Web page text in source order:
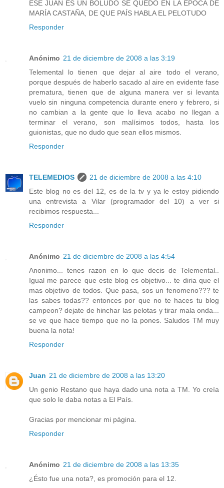
ESE JUAN ES UN BOLUDO SE QUEDO EN LA ÉPOCA DE
MARÍA CASTAÑA, DE QUE PAÍS HABLA EL PELOTUDO
Responder
Anónimo 21 de diciembre de 2008 a las 3:19
Telemental lo tienen que dejar al aire todo el verano,
porque después de haberlo sacado al aire en evidente fase
prematura, tienen que de alguna manera ver si levanta
vuelo sin ninguna competencia durante enero y febrero, si
no cambian a la gente que lo lleva acabo no llegan a
terminar el verano, son malísimos todos, hasta los
guionistas, que no dudo que sean ellos mismos.
Responder
TELEMEDIOS
21 de diciembre de 2008 a las 4:10
Este blog no es del 12, es de la tv y ya le estoy pidiendo
una entrevista a Vilar (programador del 10) a ver si
recibimos respuesta...
Responder
Anónimo 21 de diciembre de 2008 a las 4:54
Anonimo... tenes razon en lo que decis de Telemental..
Igual me parece que este blog es objetivo... te diria que el
mas objetivo de todos. Que pasa, sos un fenomeno??? te
las sabes todas?? entonces por que no te haces tu blog
campeon? dejate de hinchar las pelotas y tirar mala onda...
se ve que hace tiempo que no la pones. Saludos TM muy
buena la nota!
Responder
Juan 21 de diciembre de 2008 a las 13:20
Un genio Restano que haya dado una nota a TM. Yo creía
que solo le daba notas a El País.
Gracias por mencionar mi página.
Responder
Anónimo 21 de diciembre de 2008 a las 13:35
¿Ésto fue una nota?, es promoción para el 12.